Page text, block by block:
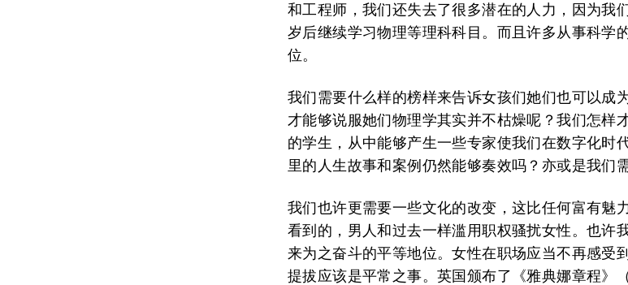
和工程师，我们还失去了很多潜在的人力，因为我
岁后继续学习物理等理科科目。而且许多从事科学
位。
我们需要什么样的榜样来告诉女孩们她们也可以成
才能够说服她们物理学其实并不枯燥呢？我们怎样
的学生，从中能够产生一些专家使我们在数字化时
里的人生故事和案例仍然能够奏效吗？亦或是我们
我们也许更需要一些文化的改变，这比任何富有魅
看到的，男人和过去一样滥用职权骚扰女性。也许
来为之奋斗的平等地位。女性在职场应当不再感受
提拔应该是平常之事。英国颁布了《雅典娜章程》